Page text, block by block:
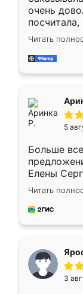
очень
Замерщик
делу со
за день,
Читать
5
Больше
Елены
короткие
для
предложил
Читать
3